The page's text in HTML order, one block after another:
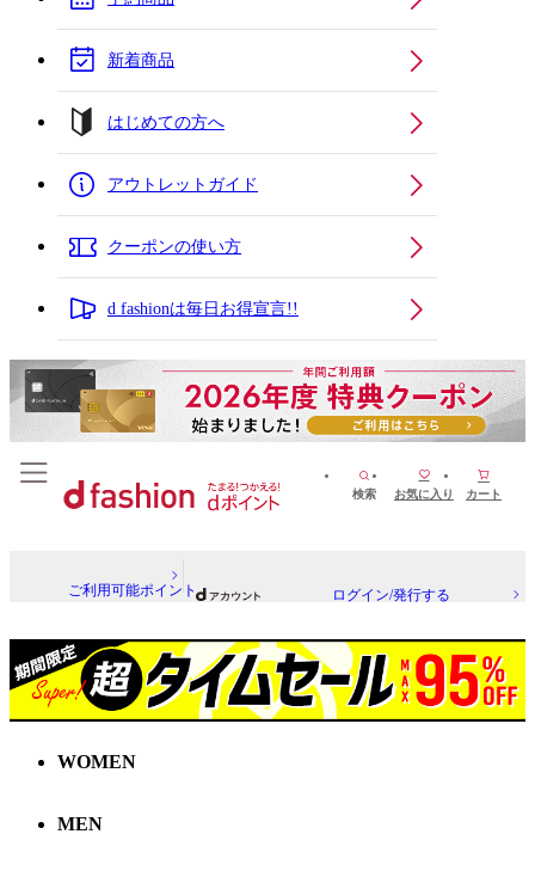
新着商品
はじめての方へ
アウトレットガイド
クーポンの使い方
d fashionは毎日お得宣言!!
検索 お気に入り カート
ご利用可能ポイント ログイン/発行する
WOMEN
MEN